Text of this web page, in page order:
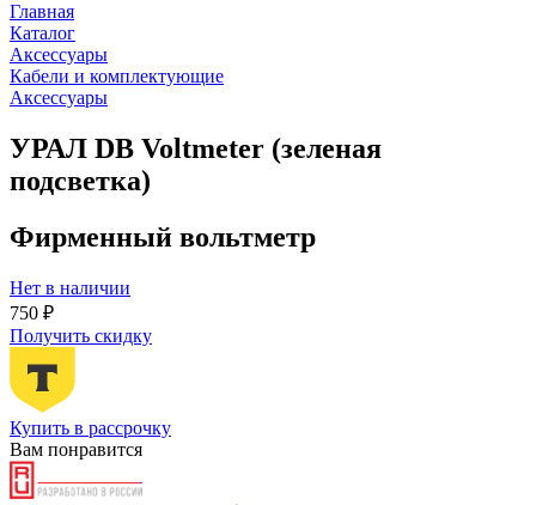
Главная
Каталог
Аксессуары
Кабели и комплектующие
Аксессуары
УРАЛ DB Voltmeter (зеленая
подсветка)
Фирменный вольтметр
Нет в наличии
750 ₽
Получить скидку
Купить в рассрочку
Вам понравится